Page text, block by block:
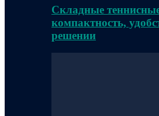
Складные
компактность,
решении